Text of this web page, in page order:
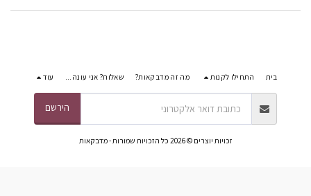
בית התחילו לקנות מה זה מדבקאות? שאלות? אני עונה... עוד
הירשם
זכויות יוצרים © 2026 כל הזכויות שמורות - מדבקאות